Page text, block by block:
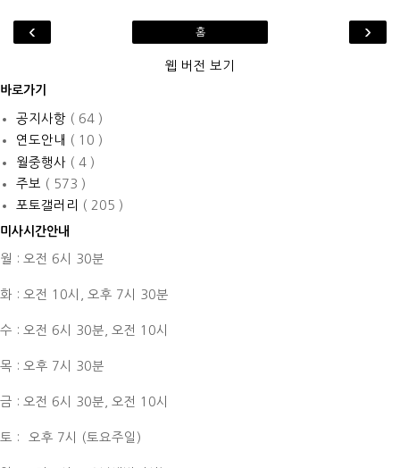
‹ ›
홈
웹 버전 보기
바로가기
공지사항 ( 64 )
연도안내
( 10 )
월중행사 ( 4 )
주보
( 573 )
포토갤러리
( 205 )
미사시간안내
월 : 오전 6시 30분
화 : 오전 10시, 오후 7시 30분
수 : 오전 6시 30분, 오전 10시
목 : 오후 7시 30분
금 : 오전 6시 30분, 오전 10시
토 : 오후 7시 (토요주일)